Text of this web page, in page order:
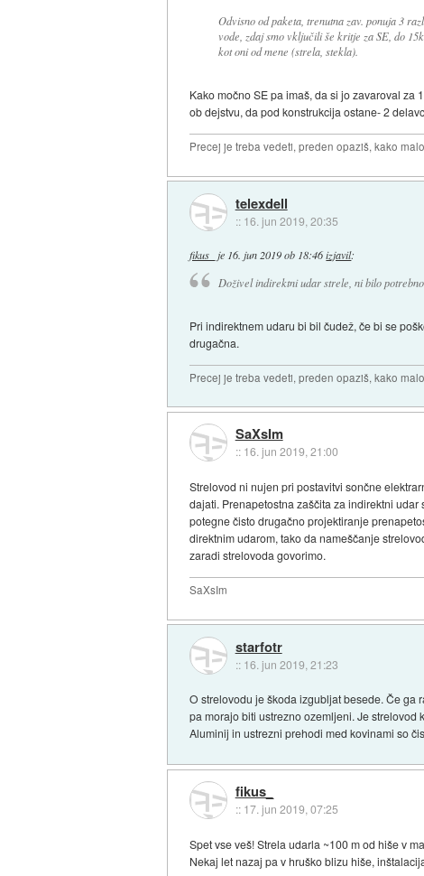
Odvisno od paketa, trenutna zav. ponuja 3
vode, zdaj smo vključili še kritje za SE, do
kot oni od mene (strela, stekla).
Kako močno SE pa imaš, da si jo zavaroval
ob dejstvu, da pod konstrukcija ostane- 2
Precej je treba vedeti, preden opaziš, kako
telexdell
:: 16. jun 2019, 20:35
fikus_ je 16. jun 2019 ob 18:46 izjavil:
Doživel indirektni udar strele, ni bilo
Pri indirektnem udaru bi bil čudež, če bi se
drugačna.
Precej je treba vedeti, preden opaziš, kako
SaXsIm
:: 16. jun 2019, 21:00
Strelovod ni nujen pri postavitvi sončne
dajati. Prenapetostna zaščita za indirektni
potegne čisto drugačno projektiranje
direktnim udarom, tako da nameščanje
zaradi strelovoda govorimo.
SaXsIm
starfotr
:: 16. jun 2019, 21:23
O strelovodu je škoda izgubljat besede. Če ga
pa morajo biti ustrezno ozemljeni. Je strelovod
Aluminij in ustrezni prehodi med kovinami so
fikus_
:: 17. jun 2019, 07:25
Spet vse veš! Strela udarla ~100 m od hiše v
Nekaj let nazaj pa v hruško blizu hiše,